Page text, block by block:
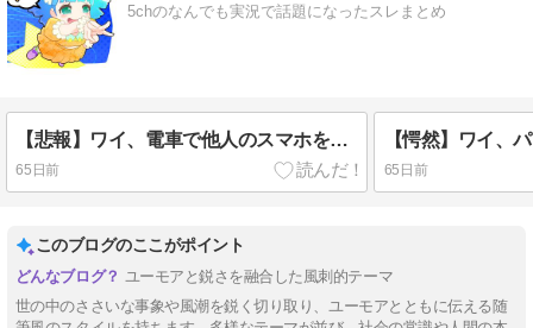
5chのなんでも実況で話題になったスレまとめ
【悲報】ワイ、電車で他人のスマホを覗くのをやめられないwwwwww
65日前 65日前
このブログのここがポイント
ユーモアと鋭さを融合した風刺的テーマ
世の中のささいな事象や風潮を鋭く切り取り、ユーモアとともに伝える随